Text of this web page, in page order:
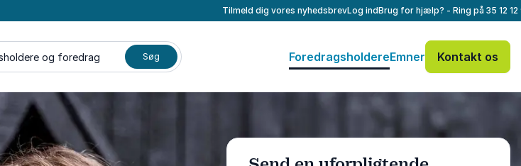
Tilmeld dig vores nyhedsbrevLog indBrug for hjælp? - Ring på 35 12
og foredrag Søg ForedragsholdereEmner Kontakt os